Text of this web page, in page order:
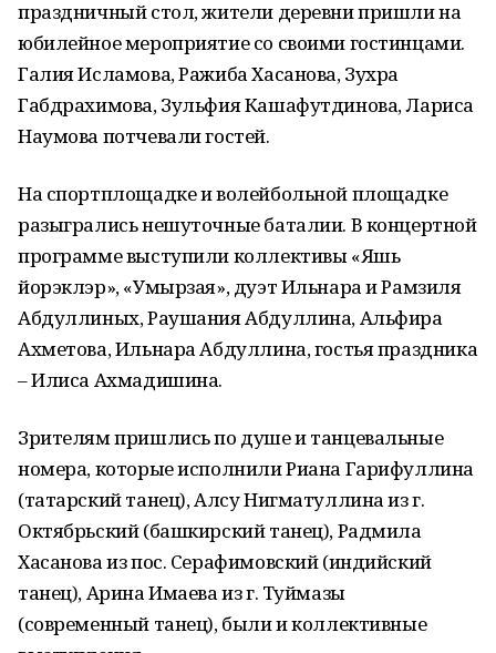
праздничный стол, жители деревни пришли на
юбилейное мероприятие со своими гостинцами.
Галия Исламова, Ражиба Хасанова, Зухра
Габдрахимова, Зульфия Кашафутдинова, Лариса
Наумова потчевали гостей.
На спортплощадке и волейбольной площадке
разыгрались нешуточные баталии. В концертной
программе выступили коллективы «Яшь
йорэклэр», «Умырзая», дуэт Ильнара и Рамзиля
Абдуллиных, Раушания Абдуллина, Альфира
Ахметова, Ильнара Абдуллина, гостья праздника
– Илиса Ахмадишина.
Зрителям пришлись по душе и танцевальные
номера, которые исполнили Риана Гарифуллина
(татарский танец), Алсу Нигматуллина из г.
Октябрьский (башкирский танец), Радмила
Хасанова из пос. Серафимовский (индийский
танец), Арина Имаева из г. Туймазы
(современный танец), были и коллективные